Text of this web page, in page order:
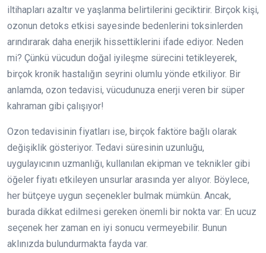
iltihapları azaltır ve yaşlanma belirtilerini geciktirir. Birçok kişi,
ozonun detoks etkisi sayesinde bedenlerini toksinlerden
arındırarak daha enerjik hissettiklerini ifade ediyor. Neden
mi? Çünkü vücudun doğal iyileşme sürecini tetikleyerek,
birçok kronik hastalığın seyrini olumlu yönde etkiliyor. Bir
anlamda, ozon tedavisi, vücudunuza enerji veren bir süper
kahraman gibi çalışıyor!
Ozon tedavisinin fiyatları ise, birçok faktöre bağlı olarak
değişiklik gösteriyor. Tedavi süresinin uzunluğu,
uygulayıcının uzmanlığı, kullanılan ekipman ve teknikler gibi
öğeler fiyatı etkileyen unsurlar arasında yer alıyor. Böylece,
her bütçeye uygun seçenekler bulmak mümkün. Ancak,
burada dikkat edilmesi gereken önemli bir nokta var: En ucuz
seçenek her zaman en iyi sonucu vermeyebilir. Bunun
aklınızda bulundurmakta fayda var.